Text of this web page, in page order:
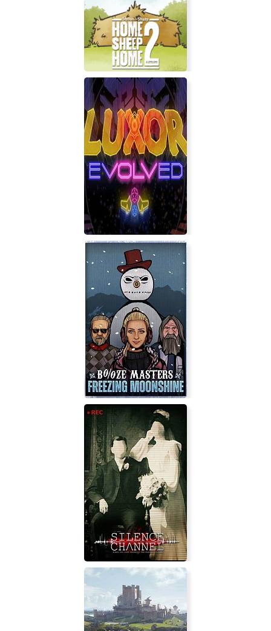
Bibots
Home Sheep Home 2
Luxor Evolved
Booze Master